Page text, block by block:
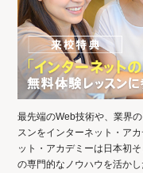
最先端のWeb技術や、業界
スンをインターネット・ア
ット・アカデミーは日本初
の専門的なノウハウを活か